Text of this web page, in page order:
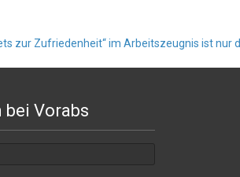
zur Zufriedenheit“ im Arbeitszeugnis ist nur
bei Vorabs